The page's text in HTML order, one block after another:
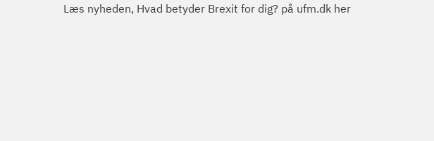
Læs nyheden, Hvad betyder Brexit for dig? på ufm.dk her